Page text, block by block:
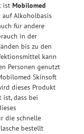
ist Mobilomed
auf Alkoholbasis
für andere
in der
bis zu den
kann
Personen genutzt
Skinsoft
dieses Produkt
ist, dass bei
die schnelle
bestellt